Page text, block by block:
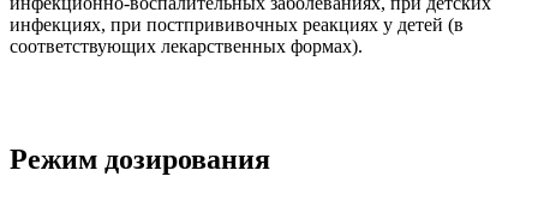
инфекциях, при постпрививочных реакциях у детей (в
соответствующих лекарственных формах).
Режим дозирования